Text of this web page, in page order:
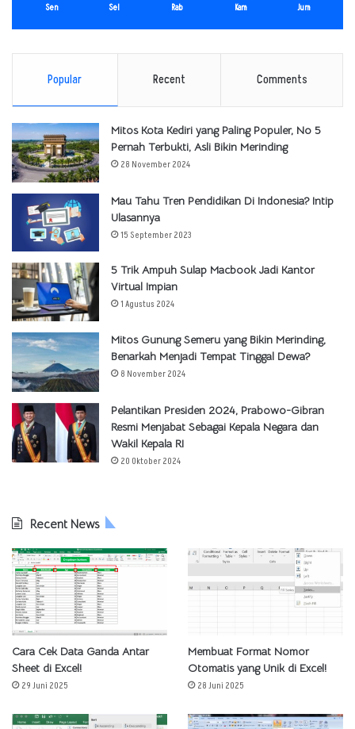
Sen Sel Rab Kam Jum
Popular Recent Comments
Mitos Kota Kediri yang Paling Populer, No 5
Pernah Terbukti, Asli Bikin Merinding
28 November 2024
Mau Tahu Tren Pendidikan Di Indonesia? Intip
Ulasannya
15 September 2023
5 Trik Ampuh Sulap Macbook Jadi Kantor
Virtual Impian
1 Agustus 2024
Mitos Gunung Semeru yang Bikin Merinding,
Benarkah Menjadi Tempat Tinggal Dewa?
8 November 2024
Pelantikan Presiden 2024, Prabowo-Gibran
Resmi Menjabat Sebagai Kepala Negara dan
Wakil Kepala RI
20 Oktober 2024
Recent News
Cara Cek Data Ganda Antar
Sheet di Excel!
29 Juni 2025
Membuat Format Nomor
Otomatis yang Unik di Excel!
28 Juni 2025